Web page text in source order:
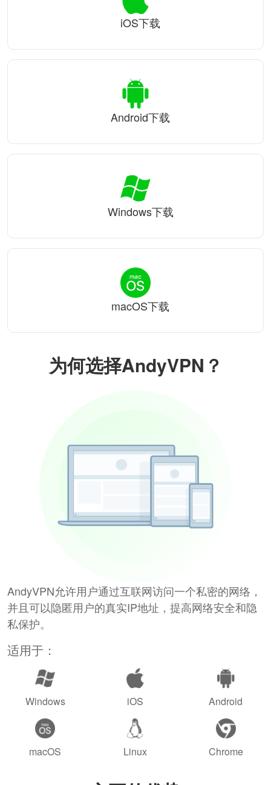
为何选择AndyVPN？
AndyVPN允许用户通过互联网访问一个私密的网络，
并且可以隐匿用户的真实IP地址，提高网络安全和隐
私保护。
适用于：
Windows iOS Android
macOS Linux Chrome
iOS下载
Android下载
Windows下载
macOS下载